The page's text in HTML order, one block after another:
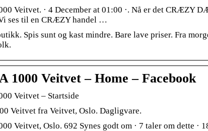
Veitvet. · 4 December at 01:00 ·. Nå er det CRÆZY
ses til en CRÆZY handel …
Spis sunt og kast mindre. Bare lave priser. Fra
1000 Veitvet – Home – Facebook
Veitvet – Startside
Veitvet fra Veitvet, Oslo. Dagligvare.
Veitvet, Oslo. 692 Synes godt om · 7 taler om dette ·